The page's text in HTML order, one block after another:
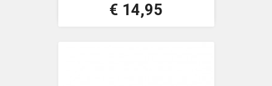
Prijs
€ 14,95